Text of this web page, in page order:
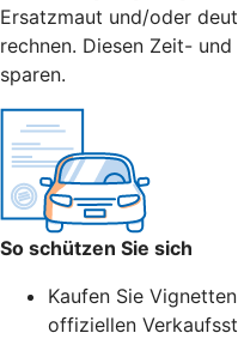
Ersatzmaut und/oder
rechnen. Diesen Zeit-
sparen.
So schützen Sie sich
Kaufen Sie
offiziellen